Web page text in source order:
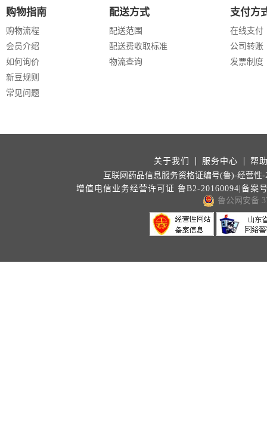
购物指南
购物流程
会员介绍
如何询价
新豆规则
常见问题
配送方式
配送范围
配送费收取标准
物流查询
支付方
在线支付
公司转账
发票制度
关于我们 服务中心
帮
互联网药品信息服务资格证编号(鲁)-经营性-
增值电信业务经营许可证 鲁B2-20160094|备案
鲁公网安备